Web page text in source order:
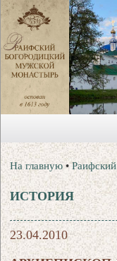
На главную •
ИСТОРИЯ
23.04.2010